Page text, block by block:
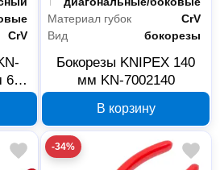
CrV
62
Материал губок
CrV
Вид
бокорезы
Бокорезы KNIPEX 140
мм KN-7002140
В корзину
-34%